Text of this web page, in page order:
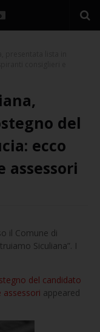
del
ecco
il Comune di
Siculiana”. I
del candidato
assessori appeared